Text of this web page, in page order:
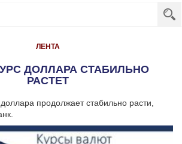
ЛЕНТА
ДОЛЛАРА СТАБИЛЬНО
РАСТЕТ
продолжает стабильно расти,